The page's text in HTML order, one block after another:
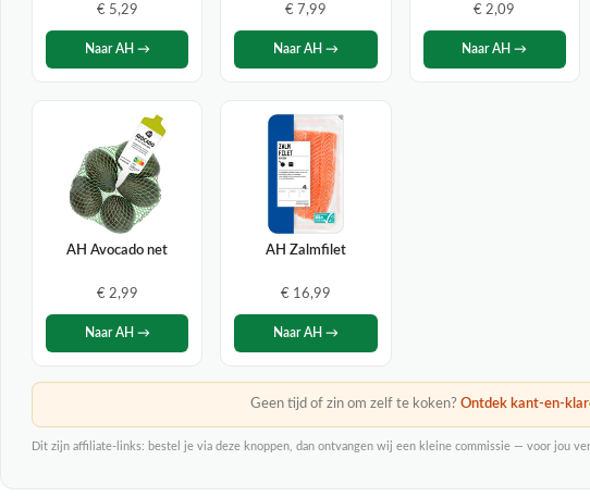
€ 5,29
Naar AH →
€ 7,99
Naar AH →
€ 2,09
Naar AH →
AH Avocado net
€ 2,99
Naar AH →
AH Zalmfilet
€ 16,99
Naar AH →
Geen tijd of zin om zelf te koken? Ontdek kant-en-
Dit zijn affiliate-links: bestel je via deze knoppen, dan ontvangen wij een kleine commissie — voor jou